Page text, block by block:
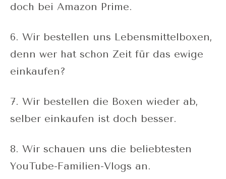
doch bei Amazon Prime.
6. Wir bestellen uns Lebensmittelboxen,
denn wer hat schon Zeit für das ewige
einkaufen?
7. Wir bestellen die Boxen wieder ab,
selber einkaufen ist doch besser.
8. Wir schauen uns die beliebtesten
YouTube-Familien-Vlogs an.